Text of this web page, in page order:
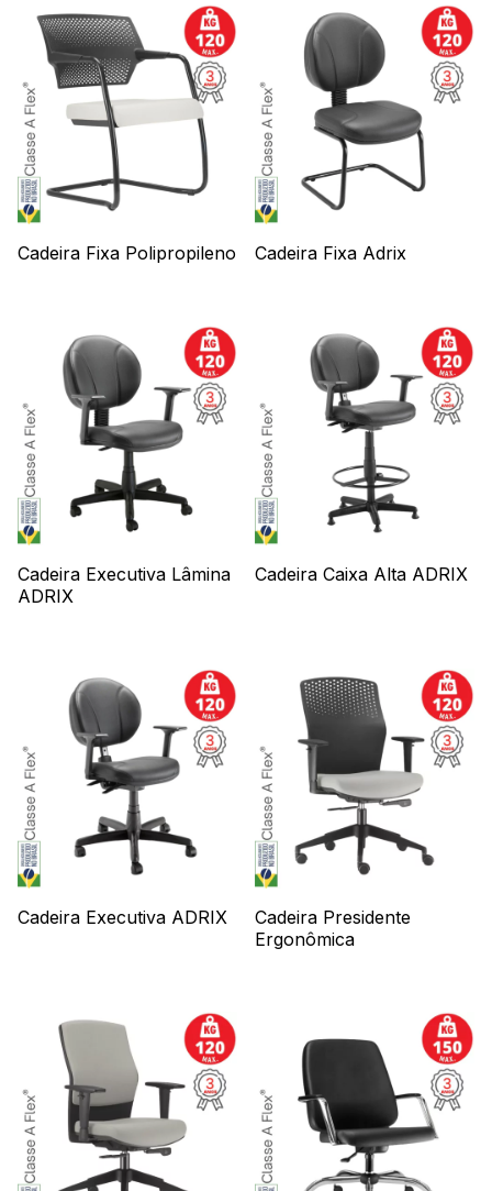
Cadeira Fixa Polipropileno Cadeira Fixa Adrix
Cadeira Executiva Lâmina
ADRIX
Cadeira Caixa Alta ADRIX
Cadeira Executiva ADRIX
Cadeira Presidente
Ergonômica